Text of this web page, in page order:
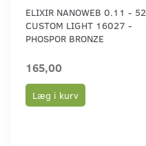
ELIXIR NANOWEB 0.11 - 52
CUSTOM LIGHT 16027 -
PHOSPOR BRONZE
165,00
Læg i kurv